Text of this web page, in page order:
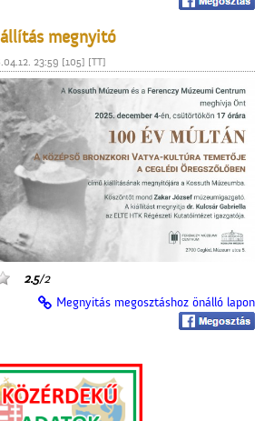
megnyitó
23:59 [105] [TT]
2.5/2
Megnyitás megosztáshoz önálló lapon